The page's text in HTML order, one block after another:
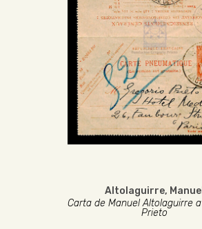
Altolaguirre, Manuel
Carta de Manuel Altolaguirre
Prieto